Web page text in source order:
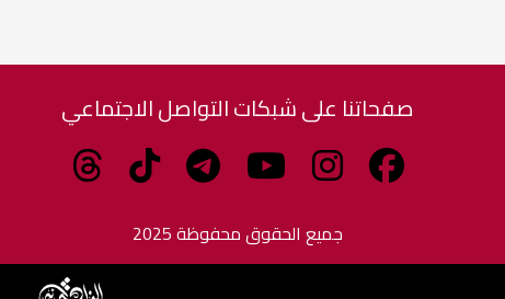
صفحاتنا على شبكات التواصل الاجتماعي
جميع الحقوق محفوظة 2025